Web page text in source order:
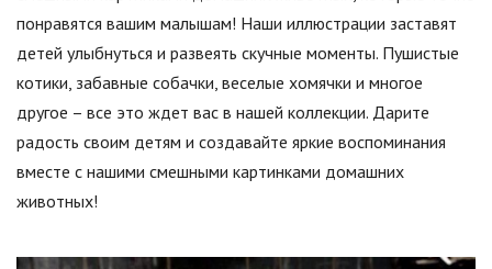
понравятся вашим малышам! Наши иллюстрации заставят
детей улыбнуться и развеять скучные моменты. Пушистые
котики, забавные собачки, веселые хомячки и многое
другое – все это ждет вас в нашей коллекции. Дарите
радость своим детям и создавайте яркие воспоминания
вместе с нашими смешными картинками домашних
животных!